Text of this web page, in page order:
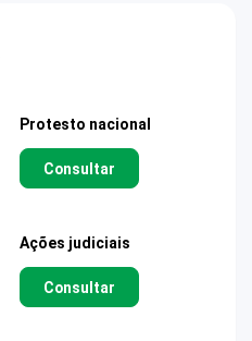
Protesto nacional
Consultar
Ações judiciais
Consultar